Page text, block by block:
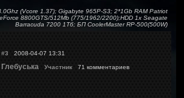
(Vcore 1.37); Gigabyte 965P-S3; 2*1Gb RAM Patriot
8800GTS/512Mb (775/1962/2200);HDD 1x Seagate
Barracuda 7200 1Тб; БП CoolerMaster RP-500(500W)
#3 2008-04-07 13:31
Глебуська Участник 71 комментариев